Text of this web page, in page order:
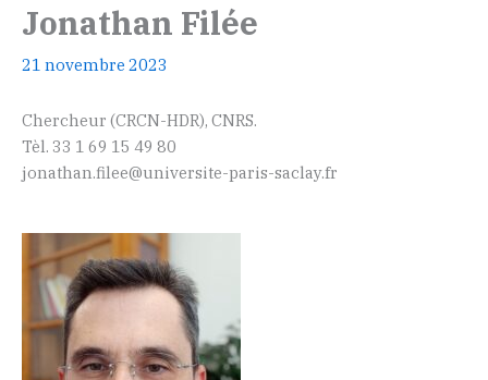
Jonathan Filée
21 novembre 2023
Chercheur (CRCN-HDR), CNRS.
Tèl. 33 1 69 15 49 80
jonathan.filee@universite-paris-saclay.fr